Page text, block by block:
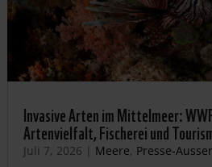
Invasive Arten im Mittelmeer:
Artenvielfalt, Fischerei und
Juli 7, 2026 | Meere, Presse-